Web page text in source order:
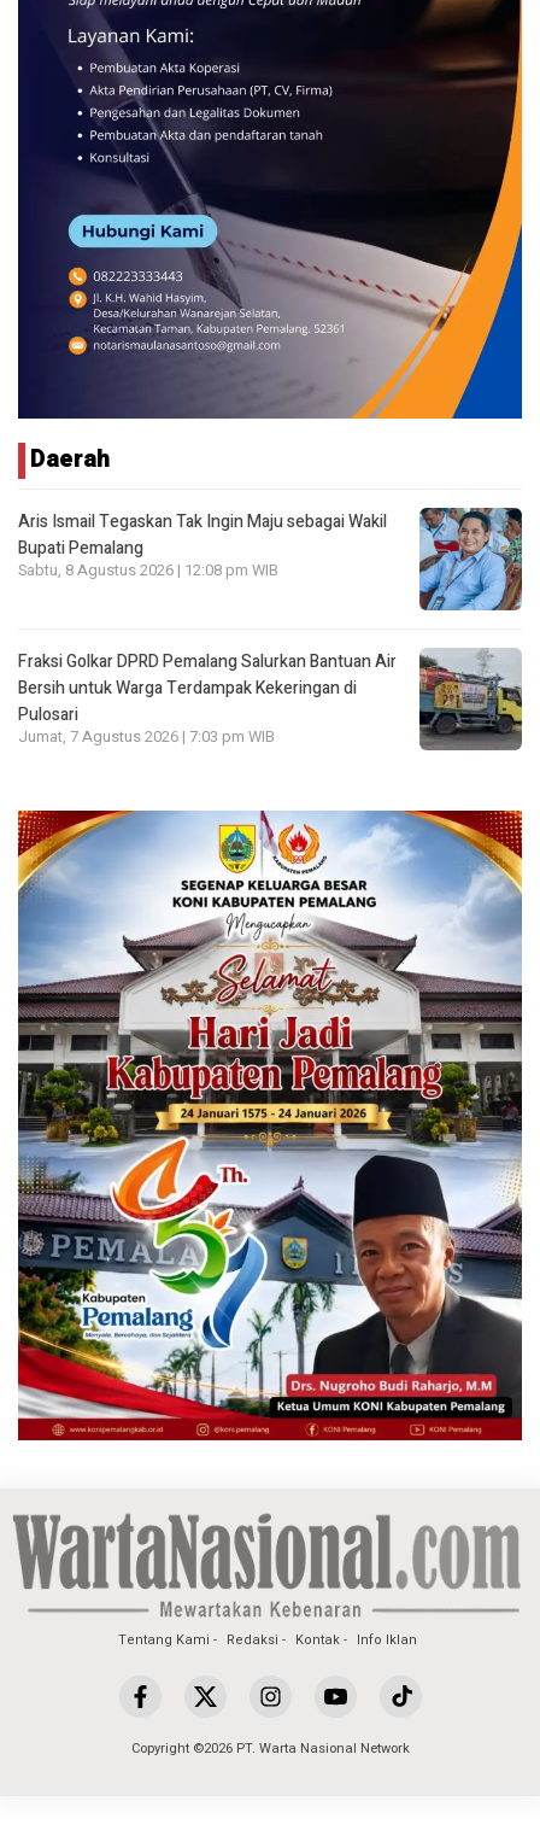
Daerah
Aris Ismail Tegaskan Tak Ingin Maju sebagai Wakil
Bupati Pemalang
Sabtu, 8 Agustus 2026 | 12:08 pm WIB
Fraksi Golkar DPRD Pemalang Salurkan Bantuan Air
Bersih untuk Warga Terdampak Kekeringan di
Pulosari
Jumat, 7 Agustus 2026 | 7:03 pm WIB
Tentang Kami Redaksi Kontak Info Iklan
Copyright ©2026 PT. Warta Nasional Network